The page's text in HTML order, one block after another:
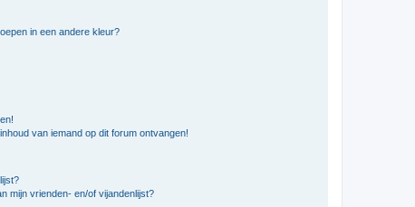
in een andere kleur?
van iemand op dit forum ontvangen!
mijn vrienden- en/of vijandenlijst?